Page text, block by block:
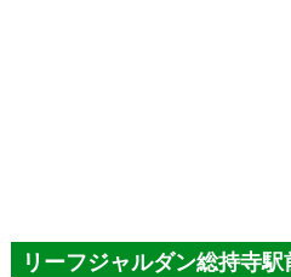
リーフジャルダン総持寺駅